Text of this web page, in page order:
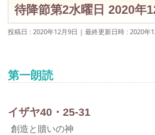
待降節第2水曜日 2020年
投稿日 : 2020年12月9日 最終更新日時 : 2020年
第一朗読
イザヤ40・25-31
創造と贖いの神